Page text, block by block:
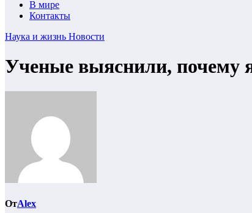
В мире
Контакты
Наука и жизнь Новости
Ученые выяснили, почему
ОтAlex